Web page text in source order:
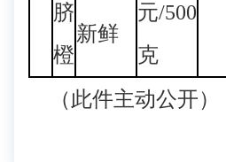
脐
橙
新鲜
元/500
克
（此件主动公开）